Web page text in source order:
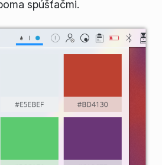
spúšťačmi.